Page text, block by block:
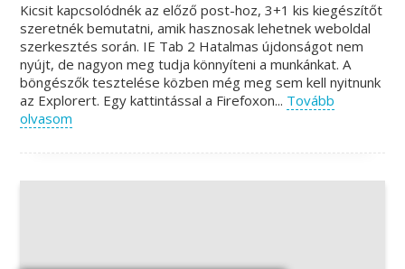
Kicsit kapcsolódnék az előző post-hoz, 3+1 kis kiegészítőt
szeretnék bemutatni, amik hasznosak lehetnek weboldal
szerkesztés során. IE Tab 2 Hatalmas újdonságot nem
nyújt, de nagyon meg tudja könnyíteni a munkánkat. A
böngészők tesztelése közben még meg sem kell nyitnunk
az Explorert. Egy kattintással a Firefoxon... Tovább
olvasom